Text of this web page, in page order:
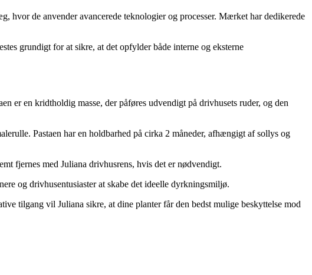
hvor de anvender avancerede teknologier og processer. Mærket har dedikerede
grundigt for at sikre, at det opfylder både interne og eksterne
er en kridtholdig masse, der påføres udvendigt på drivhusets ruder, og den
Pastaen har en holdbarhed på cirka 2 måneder, afhængigt af sollys og
fjernes med Juliana drivhusrens, hvis det er nødvendigt.
og drivhusentusiaster at skabe det ideelle dyrkningsmiljø.
tilgang vil Juliana sikre, at dine planter får den bedst mulige beskyttelse mod